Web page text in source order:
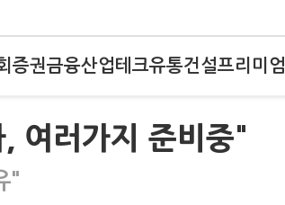
증권금융산업테크유통건설프리미엄
여러가지 준비중"
"